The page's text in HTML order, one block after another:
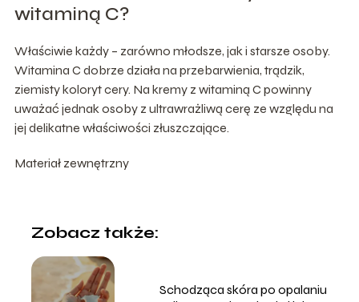
witaminą C?
Właściwie każdy – zarówno młodsze, jak i starsze osoby.
Witamina C dobrze działa na przebarwienia, trądzik,
ziemisty koloryt cery. Na kremy z witaminą C powinny
uważać jednak osoby z ultrawrażliwą cerę ze względu na
jej delikatne właściwości złuszczające.
Materiał zewnętrzny
Zobacz także:
Schodząca skóra po opalaniu